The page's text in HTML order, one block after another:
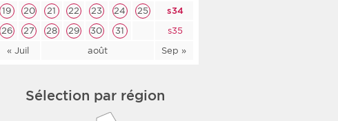
« Juil août Sep »
19
20 21 22 23 24 25
s34
26
27 28 29 30 31 s35
Sélection par région